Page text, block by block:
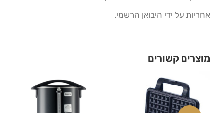
אחריות על ידי היבואן הרשמי.
מוצרים קשורים